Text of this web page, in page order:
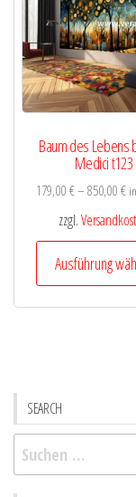
Baum des Lebens
Medici t123
179,00€–850,00€
zzgl.
Ausführung
SEARCH
Suchen
nach: